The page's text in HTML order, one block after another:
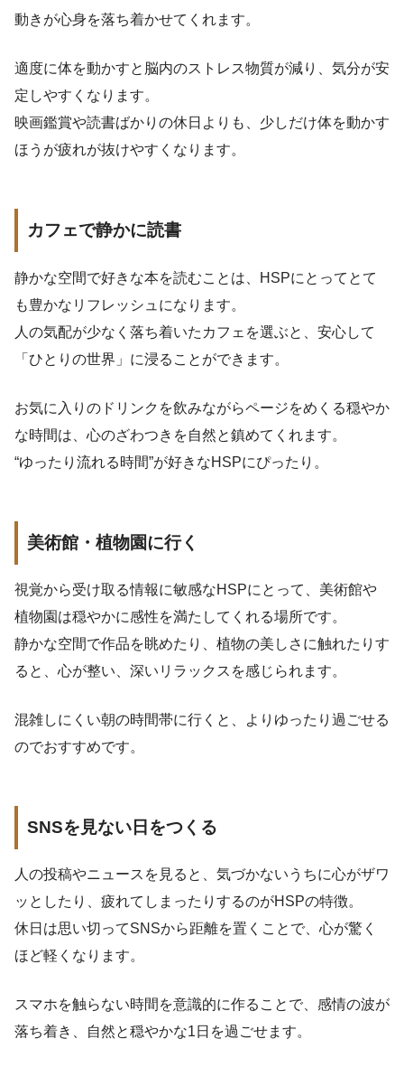
動きが心身を落ち着かせてくれます。
適度に体を動かすと脳内のストレス物質が減り、気分が安
定しやすくなります。
映画鑑賞や読書ばかりの休日よりも、少しだけ体を動かす
ほうが疲れが抜けやすくなります。
カフェで静かに読書
静かな空間で好きな本を読むことは、HSPにとってとて
も豊かなリフレッシュになります。
人の気配が少なく落ち着いたカフェを選ぶと、安心して
「ひとりの世界」に浸ることができます。
お気に入りのドリンクを飲みながらページをめくる穏やか
な時間は、心のざわつきを自然と鎮めてくれます。
“ゆったり流れる時間”が好きなHSPにぴったり。
美術館・植物園に行く
視覚から受け取る情報に敏感なHSPにとって、美術館や
植物園は穏やかに感性を満たしてくれる場所です。
静かな空間で作品を眺めたり、植物の美しさに触れたりす
ると、心が整い、深いリラックスを感じられます。
混雑しにくい朝の時間帯に行くと、よりゆったり過ごせる
のでおすすめです。
SNSを見ない日をつくる
人の投稿やニュースを見ると、気づかないうちに心がザワ
ッとしたり、疲れてしまったりするのがHSPの特徴。
休日は思い切ってSNSから距離を置くことで、心が驚く
ほど軽くなります。
スマホを触らない時間を意識的に作ることで、感情の波が
落ち着き、自然と穏やかな1日を過ごせます。